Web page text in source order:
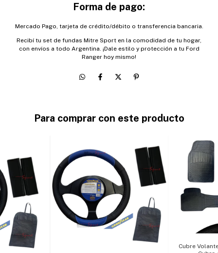
Forma de pago:
Mercado Pago, tarjeta de crédito/débito o transferencia bancaria.
Recibí tu set de fundas Mitre Sport en la comodidad de tu hogar,
con envíos a todo Argentina. ¡Dale estilo y protección a tu Ford
Ranger hoy mismo!
Para comprar con este producto
Cubre